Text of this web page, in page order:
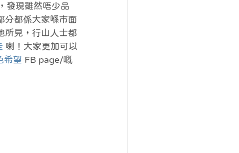
發現雖然唔少品
分都係大家喺市面
所見，行山人士都
喇！大家更加可以
希望 FB page/嘅